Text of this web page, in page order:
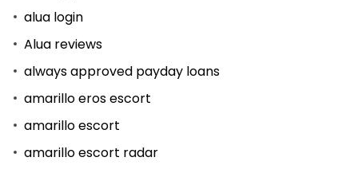
alua login
Alua reviews
always approved payday loans
amarillo eros escort
amarillo escort
amarillo escort radar